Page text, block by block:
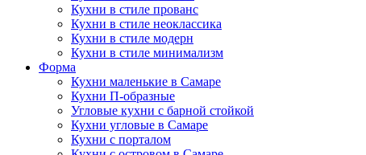
Кухни в стиле прованс
Кухни в стиле неоклассика
Кухни в стиле модерн
Кухни в стиле минимализм
Форма
Кухни маленькие в Самаре
Кухни П-образные
Угловые кухни с барной стойкой
Кухни угловые в Самаре
Кухни с порталом